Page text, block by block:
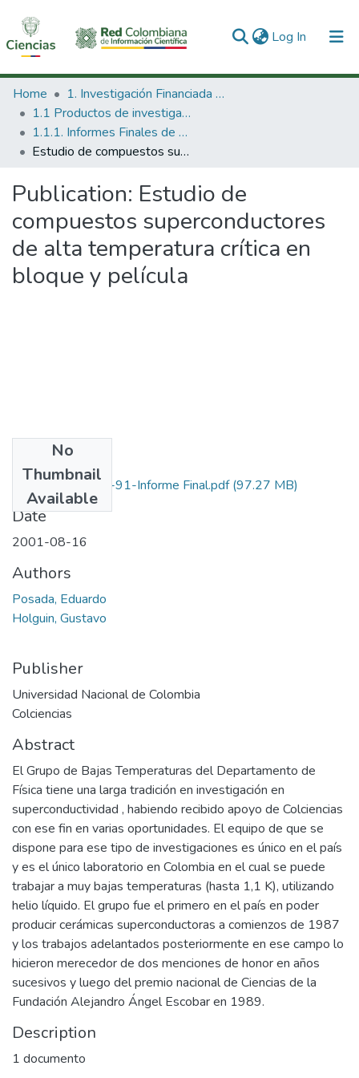
Log In (current)
Communities & Collections
All of DSpace
Statistics
Home
1. Investigación Financiada con Recursos Públicos
1.1 Productos de investigación
1.1.1. Informes Finales de Proyectos de Investigación
Estudio de compuestos superconductores de alta temperatura crítica en bloque y película
Publication: Estudio de
compuestos superconductores
de alta temperatura crítica en
bloque y película
No
Thumbnail
Available
1101-05-008-91-Informe Final.pdf(97.27 MB)
Date
2001-08-16
Authors
Posada, Eduardo
Holguin, Gustavo
Publisher
Universidad Nacional de Colombia
Colciencias
Abstract
El Grupo de Bajas Temperaturas del Departamento de
Física tiene una larga tradición en investigación en
superconductividad , habiendo recibido apoyo de Colciencias
con ese fin en varias oportunidades. El equipo de que se
dispone para ese tipo de investigaciones es único en el país
y es el único laboratorio en Colombia en el cual se puede
trabajar a muy bajas temperaturas (hasta 1,1 K), utilizando
helio líquido. El grupo fue el primero en el país en poder
producir cerámicas superconductoras a comienzos de 1987
y los trabajos adelantados posteriormente en ese campo lo
hicieron merecedor de dos menciones de honor en años
sucesivos y luego del premio nacional de Ciencias de la
Fundación Alejandro Ángel Escobar en 1989.
Description
1 documento